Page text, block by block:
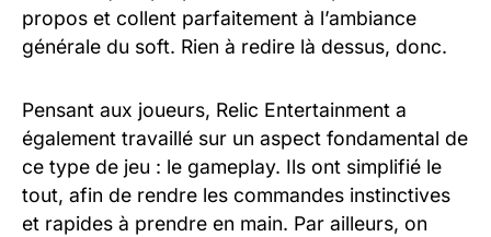
propos et collent parfaitement à l’ambiance
générale du soft. Rien à redire là dessus, donc.
Pensant aux joueurs, Relic Entertainment a
également travaillé sur un aspect fondamental de
ce type de jeu : le gameplay. Ils ont simplifié le
tout, afin de rendre les commandes instinctives
et rapides à prendre en main. Par ailleurs, on